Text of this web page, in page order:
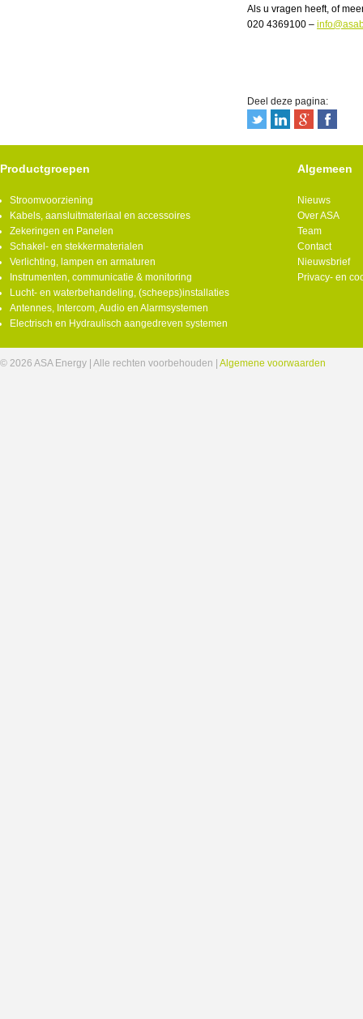
Als u vragen heeft, of
020 4369100 –
Deel deze pagina:
Productgroepen
Stroomvoorziening
Kabels, aansluitmateriaal en accessoires
Zekeringen en Panelen
Schakel- en stekkermaterialen
Verlichting, lampen en armaturen
Instrumenten, communicatie & monitoring
Lucht- en waterbehandeling, (scheeps)installaties
Antennes, Intercom, Audio en Alarmsystemen
Electrisch en Hydraulisch aangedreven systemen
Algemeen
Nieuws
Over ASA
Team
Contact
Nieuwsbrief
Privacy- en
© 2026 ASA Energy | Alle rechten voorbehouden | Algemene voorwaarden